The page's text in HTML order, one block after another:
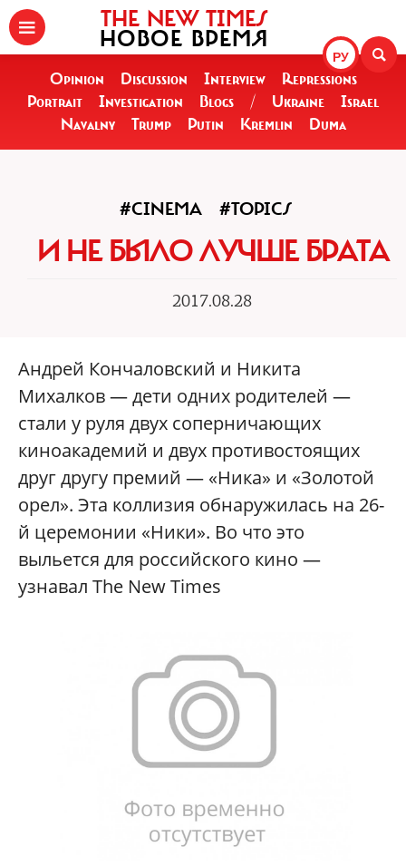
РУ
THE NEW TIMES
НОВОЕ ВРЕМЯ
Opinion Discussion Interview
Repressions
Portrait
Investigation Blogs / Ukraine
Israel
Navalny
Trump Putin Kremlin Duma
#CINEMA #TOPICS
И НЕ БЫЛО ЛУЧШЕ БРАТА
2017.08.28
Андрей Кончаловский и Никита
Михалков — дети одних родителей —
стали у руля двух соперничающих
киноакадемий и двух противостоящих
друг другу премий — «Ника» и «Золотой
орел». Эта коллизия обнаружилась на 26-
й церемонии «Ники». Во что это
выльется для российского кино —
узнавал The New Times